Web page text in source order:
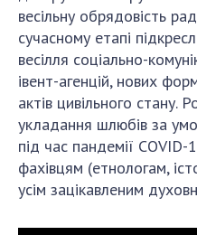
весільну обрядовість
сучасному етапі
весілля соціально-
івент-агенцій, нових
актів цивільного стану.
укладання шлюбів за
під час пандемії
фахівцям (етнологам,
усім зацікавленим